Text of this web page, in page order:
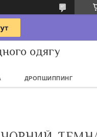
одягу
ДРОПШИППИНГ